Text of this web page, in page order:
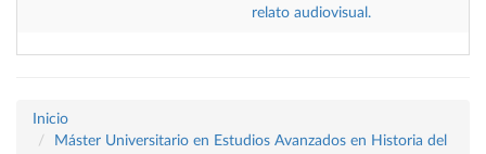
relato audiovisual.
Inicio
Máster Universitario en Estudios Avanzados en Historia del